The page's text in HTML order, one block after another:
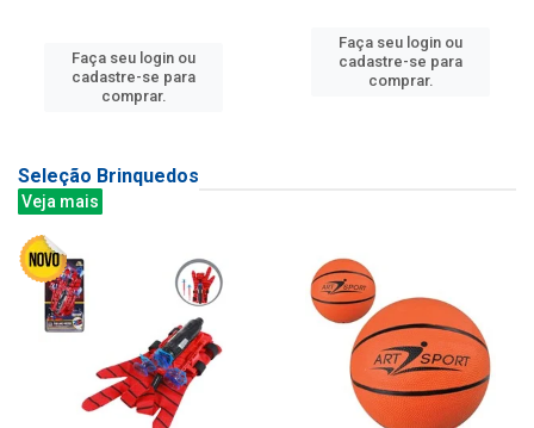
Faça seu login ou
cadastre-se para
comprar.
Faça seu login ou
cadastre-se para
comprar.
Seleção Brinquedos
Veja mais